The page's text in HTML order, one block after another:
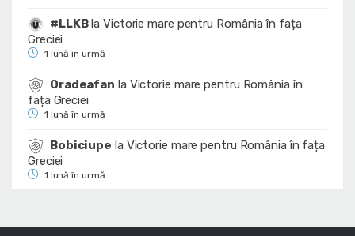
#LLKBlaVictorie mare pentru România în fața
Greciei
1 lună în urmă
Oradeafan la Victorie mare pentru România în
fața Greciei
1 lună în urmă
Bobiciupe la Victorie mare pentru România în fața
Greciei
1 lună în urmă